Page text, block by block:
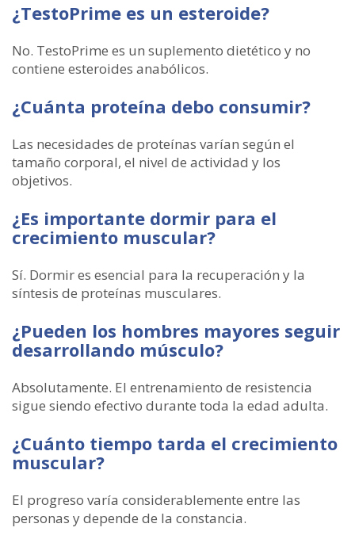
¿TestoPrime es un esteroide?
No. TestoPrime es un suplemento dietético y no
contiene esteroides anabólicos.
¿Cuánta proteína debo consumir?
Las necesidades de proteínas varían según el
tamaño corporal, el nivel de actividad y los
objetivos.
¿Es importante dormir para el
crecimiento muscular?
Sí. Dormir es esencial para la recuperación y la
síntesis de proteínas musculares.
¿Pueden los hombres mayores seguir
desarrollando músculo?
Absolutamente. El entrenamiento de resistencia
sigue siendo efectivo durante toda la edad adulta.
¿Cuánto tiempo tarda el crecimiento
muscular?
El progreso varía considerablemente entre las
personas y depende de la constancia.